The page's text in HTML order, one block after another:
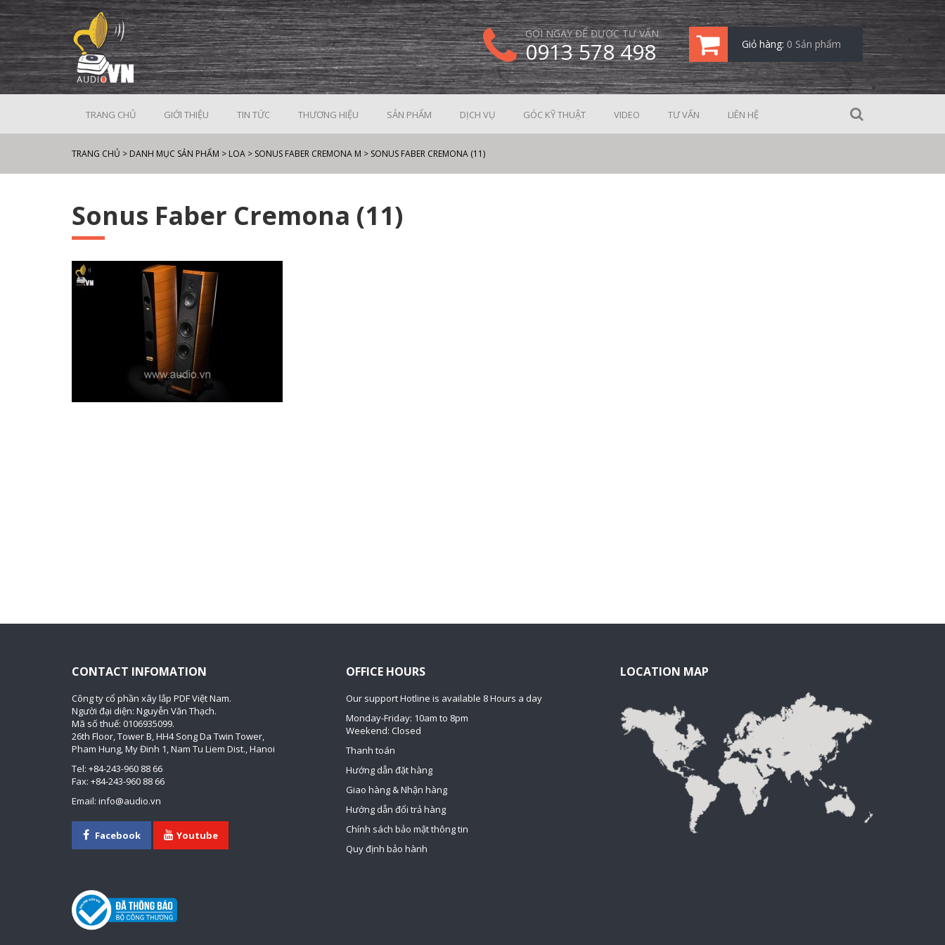
GỌI NGAY ĐỂ ĐƯỢC TƯ VẤN
0913 578 498 Giỏ hàng: 0 Sản phẩm
TRANG CHỦ GIỚI THIỆU TIN TỨC THƯƠNG HIỆU SẢN PHẨM DỊCH VỤ GÓC KỸ THUẬT VIDEO TƯ VẤN LIÊN HỆ
TRANG CHỦ > DANH MỤC SẢN PHẨM > LOA > SONUS FABER CREMONA M > SONUS FABER CREMONA (11)
Sonus Faber Cremona (11)
CONTACT INFOMATION
Công ty cổ phần xây lắp PDF Việt Nam.
Người đại diện: Nguyễn Văn Thạch.
Mã số thuế: 0106935099.
26th Floor, Tower B, HH4 Song Da Twin Tower,
Pham Hung, My Đinh 1, Nam Tu Liem Dist., Hanoi
Tel: +84-243-960 88 66
Fax: +84-243-960 88 66
Email: info@audio.vn
Facebook Youtube
OFFICE HOURS
Our support Hotline is available 8 Hours a day
Monday-Friday: 10am to 8pm
Weekend: Closed
Thanh toán
Hướng dẫn đặt hàng
Giao hàng & Nhận hàng
Hướng dẫn đổi trả hàng
Chính sách bảo mật thông tin
Quy định bảo hành
LOCATION MAP